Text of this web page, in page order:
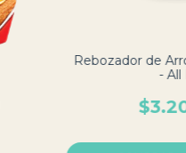
Rebozador de
- All